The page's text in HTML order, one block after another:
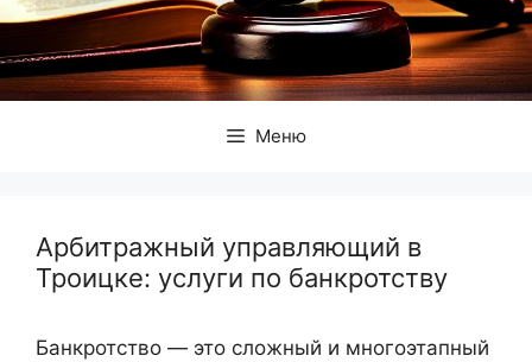
Меню
Арбитражный управляющий в
Троицке: услуги по банкротству
Банкротство — это сложный и многоэтапный